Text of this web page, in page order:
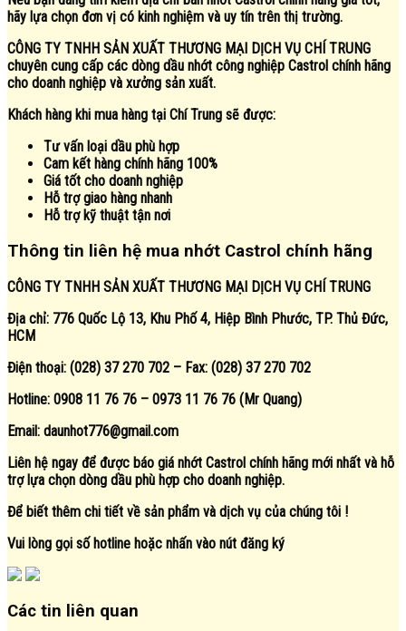
hãy lựa chọn đơn vị có kinh nghiệm và uy tín trên thị trường.
CÔNG TY TNHH SẢN XUẤT THƯƠNG MẠI DỊCH VỤ CHÍ TRUNG
chuyên cung cấp các dòng dầu nhớt công nghiệp Castrol chính hãng
cho doanh nghiệp và xưởng sản xuất.
Khách hàng khi mua hàng tại Chí Trung sẽ được:
Tư vấn loại dầu phù hợp
Cam kết hàng chính hãng 100%
Giá tốt cho doanh nghiệp
Hỗ trợ giao hàng nhanh
Hỗ trợ kỹ thuật tận nơi
Thông tin liên hệ mua nhớt Castrol chính hãng
CÔNG TY TNHH SẢN XUẤT THƯƠNG MẠI DỊCH VỤ CHÍ TRUNG
Địa chỉ: 776 Quốc Lộ 13, Khu Phố 4, Hiệp Bình Phước, TP. Thủ Đức,
HCM
Điện thoại: (028) 37 270 702 – Fax: (028) 37 270 702
Hotline: 0908 11 76 76 – 0973 11 76 76 (Mr Quang)
Email: daunhot776@gmail.com
Liên hệ ngay để được báo giá nhớt Castrol chính hãng mới nhất và hỗ
trợ lựa chọn dòng dầu phù hợp cho doanh nghiệp.
Để biết thêm chi tiết về sản phẩm và dịch vụ của chúng tôi !
Vui lòng gọi số hotline hoặc nhấn vào nút đăng ký
Các tin liên quan